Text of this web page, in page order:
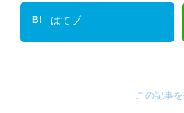
B! はてブ
この記事